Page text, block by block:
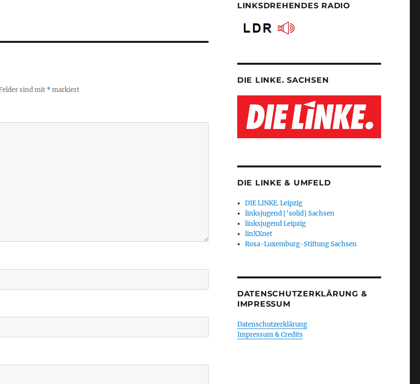
sind mit *markiert
LINKSDREHENDES RADIO
DIE LINKE. SACHSEN
DIE LINKE & UMFELD
DIE LINKE. Leipzig
linksjugend ['solid] Sachsen
linksjugend Leipzig
linXXnet
Rosa-Luxemburg-Stiftung Sachsen
DATENSCHUTZERKLÄRUNG &
IMPRESSUM
Datenschutzerklärung
Impressum & Credits